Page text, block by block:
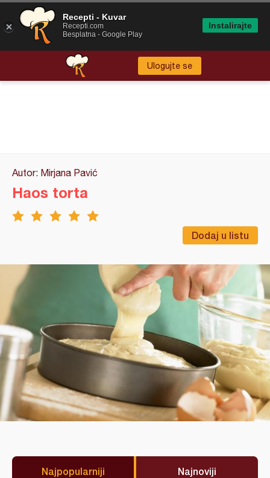
Ulogujte se
Autor: Mirjana Pavić
Dodaj u listu
Haos torta
Najpopularniji Najnoviji
Recepti - Kuvar
Recepti.com
Besplatna - Google Play
Instalirajte